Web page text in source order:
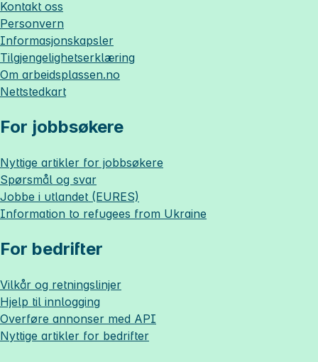
Kontakt oss
Personvern
Informasjonskapsler
Tilgjengelighetserklæring
Om arbeidsplassen.no
Nettstedkart
For jobbsøkere
Nyttige artikler for jobbsøkere
Spørsmål og svar
Jobbe i utlandet (EURES)
Information to refugees from Ukraine
For bedrifter
Vilkår og retningslinjer
Hjelp til innlogging
Overføre annonser med API
Nyttige artikler for bedrifter